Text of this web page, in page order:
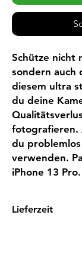
Schütze nicht
sondern auch
diesem ultra
du deine
fotografieren.
du
verwenden.
iPhone 13 Pro.
Lieferzeit